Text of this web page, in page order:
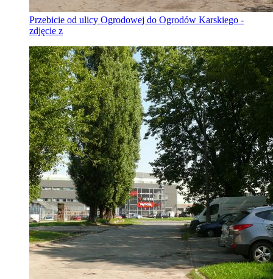
Przebicie od ulicy Ogrodowej do Ogrodów Karskiego -
zdjęcie z